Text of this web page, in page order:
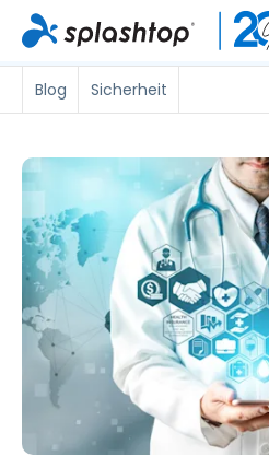
Blog Sicherheit